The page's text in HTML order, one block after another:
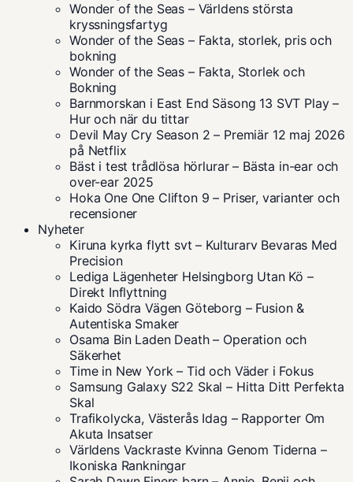
Wonder of the Seas – Världens största
kryssningsfartyg
Wonder of the Seas – Fakta, storlek, pris och
bokning
Wonder of the Seas – Fakta, Storlek och
Bokning
Barnmorskan i East End Säsong 13 SVT Play –
Hur och när du tittar
Devil May Cry Season 2 – Premiär 12 maj 2026
på Netflix
Bäst i test trådlösa hörlurar – Bästa in-ear och
over-ear 2025
Hoka One One Clifton 9 – Priser, varianter och
recensioner
Nyheter
Kiruna kyrka flytt svt – Kulturarv Bevaras Med
Precision
Lediga Lägenheter Helsingborg Utan Kö –
Direkt Inflyttning
Kaido Södra Vägen Göteborg – Fusion &
Autentiska Smaker
Osama Bin Laden Death – Operation och
Säkerhet
Time in New York – Tid och Väder i Fokus
Samsung Galaxy S22 Skal – Hitta Ditt Perfekta
Skal
Trafikolycka, Västerås Idag – Rapporter Om
Akuta Insatser
Världens Vackraste Kvinna Genom Tiderna –
Ikoniska Rankningar